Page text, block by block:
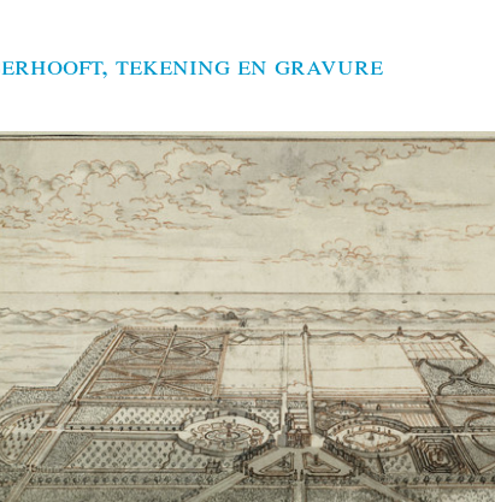
tekening en gravure